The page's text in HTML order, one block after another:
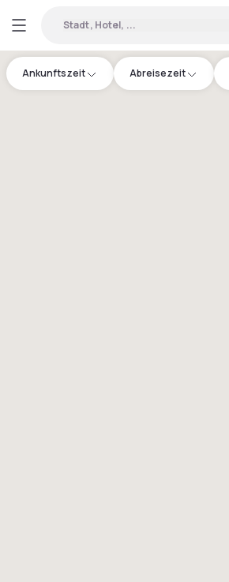
Stadt, Hotel, ...
Ankunftszeit Abreisezeit